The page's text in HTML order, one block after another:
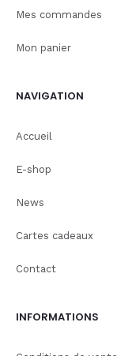
Mes commandes
Mon panier
NAVIGATION
Accueil
E-shop
News
Cartes cadeaux
Contact
INFORMATIONS